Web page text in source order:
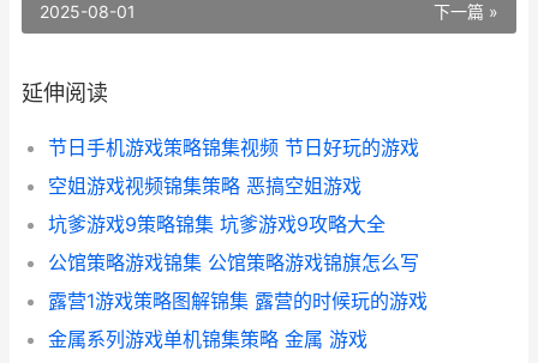
下一篇 »
2025-08-01
延伸阅读
节日手机游戏策略锦集视频 节日好玩的游戏
空姐游戏视频锦集策略 恶搞空姐游戏
坑爹游戏9策略锦集 坑爹游戏9攻略大全
公馆策略游戏锦集 公馆策略游戏锦旗怎么写
露营1游戏策略图解锦集 露营的时候玩的游戏
金属系列游戏单机锦集策略 金属 游戏